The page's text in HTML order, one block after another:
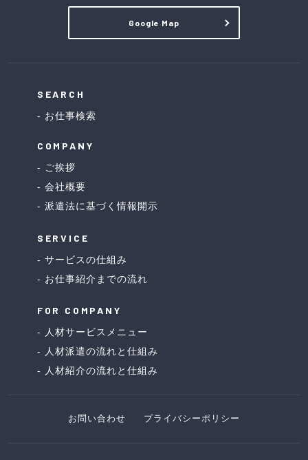
Google Map
SEARCH
お仕事検索
COMPANY
ご挨拶
会社概要
派遣法に基づく情報開示
SERVICE
サービスの仕組み
お仕事紹介までの流れ
FOR COMPANY
人材サービスメニュー
人材派遣の流れと仕組み
人材紹介の流れと仕組み
お問い合わせ プライバシーポリシー